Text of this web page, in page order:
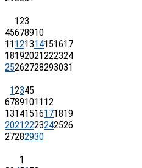
123
45678910
11121314151617
18192021222324
25262728293031
12345
6789101112
13141516171819
20212223242526
27282930
1